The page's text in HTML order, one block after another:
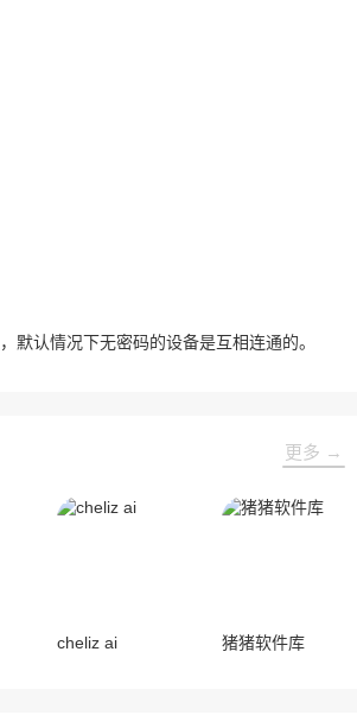
默认情况下无密码的设备是互相连通的。
更多 →
cheliz ai 猪猪软件库